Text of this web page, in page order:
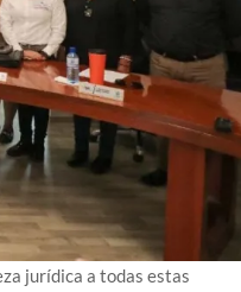
jurídica a todas estas